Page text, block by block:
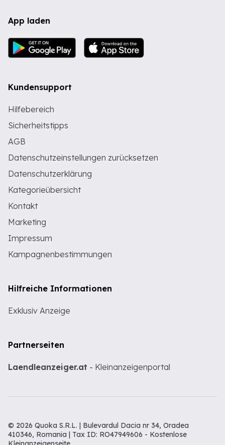
App laden
Kundensupport
Hilfebereich
Sicherheitstipps
AGB
Datenschutzeinstellungen zurücksetzen
Datenschutzerklärung
Kategorieübersicht
Kontakt
Marketing
Impressum
Kampagnenbestimmungen
Hilfreiche Informationen
Exklusiv Anzeige
Partnerseiten
Laendleanzeiger.at - Kleinanzeigenportal
© 2026 Quoka S.R.L. | Bulevardul Dacia nr 34, Oradea
410346, Romania | Tax ID: RO47949606 - Kostenlose